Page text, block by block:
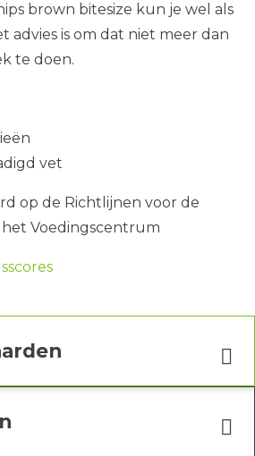
brown bitesize kun je wel als
advies is om dat niet meer dan
te doen.
vet
op de Richtlijnen voor de
het Voedingscentrum